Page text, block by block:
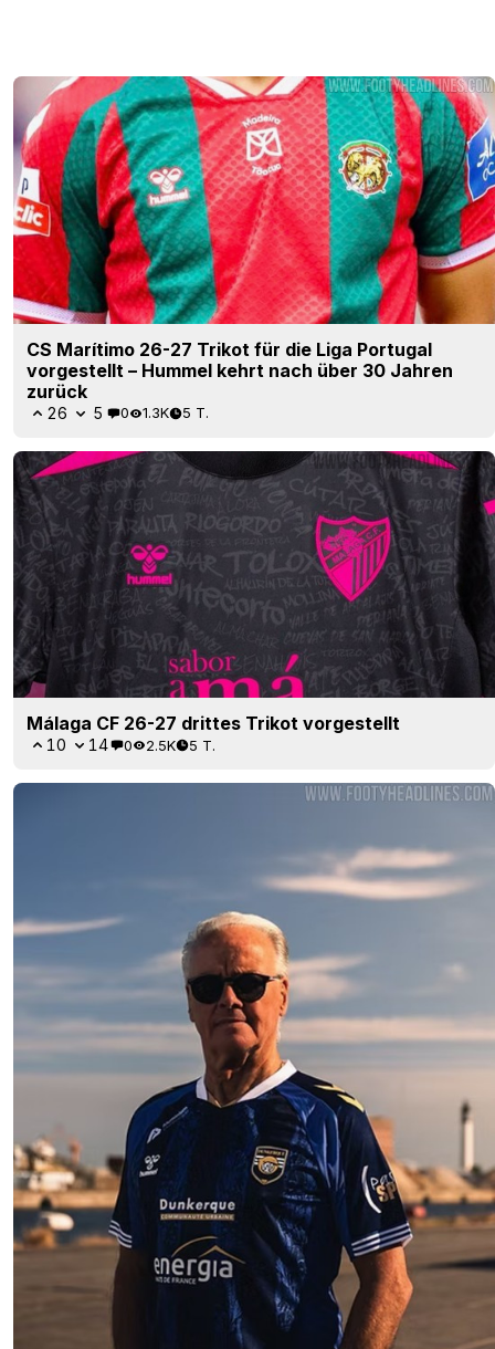
CS Marítimo 26-27 Trikot für die Liga Portugal
vorgestellt – Hummel kehrt nach über 30 Jahren
zurück
26 5 0 1.3K 5 T.
Málaga CF 26-27 drittes Trikot vorgestellt
10 14 0 2.5K 5 T.